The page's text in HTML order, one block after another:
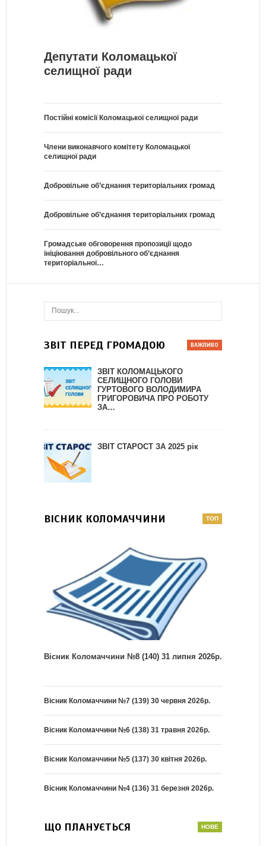
Депутати Коломацької
селищної ради
Постійні комісії Коломацької селищної ради
Члени виконавчого комітету Коломацької
селищної ради
Добровільне об’єднання територіальних громад
Добровільне об’єднання територіальних громад
Громадське обговорення пропозиції щодо
ініціювання добровільного об’єднання
територіальної…
ЗВІТ ПЕРЕД ГРОМАДОЮ
ЗВІТ КОЛОМАЦЬКОГО
СЕЛИЩНОГО ГОЛОВИ
ГУРТОВОГО ВОЛОДИМИРА
ГРИГОРОВИЧА ПРО РОБОТУ
ЗА…
ЗВІТ СТАРОСТ ЗА 2025 рік
ВІСНИК КОЛОМАЧЧИНИ
Вісник Коломаччини №8 (140) 31 липня 2026р.
Вісник Коломаччини №7 (139) 30 червня 2026р.
Вісник Коломаччини №6 (138) 31 травня 2026р.
Вісник Коломаччини №5 (137) 30 квітня 2026р.
Вісник Коломаччини №4 (136) 31 березня 2026р.
ЩО ПЛАНУЄТЬСЯ